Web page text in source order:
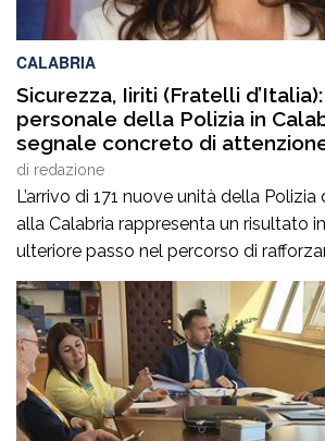
CALABRIA
Sicurezza, Iiriti (Fratelli d’Italia):
personale della Polizia in
segnale concreto di
territori”
di redazione
L’arrivo di 171 nuove unità della
alla Calabria rappresenta un risultato
ulteriore passo nel percorso di
sicurezza nella nostra regione. Da
di Fratelli d’Italia accolgo con
nuova assegnazione, che dimostra
Governo verso le esigenze delle
verso chi […]